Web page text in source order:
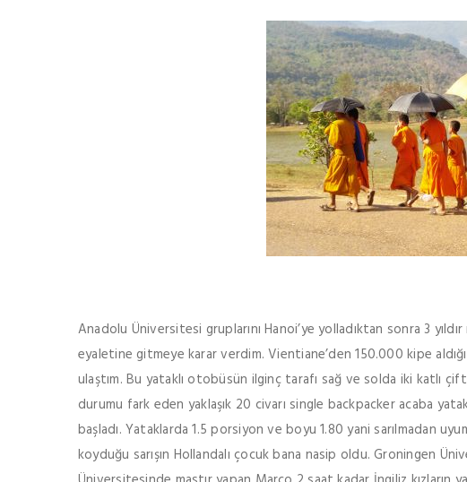
Anadolu Üniversitesi gruplarını Hanoi’ye yolladıktan sonra 3
eyaletine gitmeye karar verdim. Vientiane’den 150.000 kipe
ulaştım. Bu yataklı otobüsün ilginç tarafı sağ ve solda iki katlı
durumu fark eden yaklaşık 20 civarı single backpacker acaba
başladı. Yataklarda 1.5 porsiyon ve boyu 1.80 yani sarılmadan
koyduğu sarışın Hollandalı çocuk bana nasip oldu. Groningen